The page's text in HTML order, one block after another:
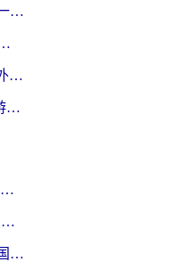
归雁加速器为什么用不了了？一位海外游子的真实困惑与技术解答
？别踩坑！教你选对加速器无缝刷国内资源
ChickCN和GoLink好用吗？海外党如何选对回国加速器
海外玩国内手游卡成PPT？迅游和奇游手游哪个好？一篇讲透回国加速器怎么选
在国外看世界杯法国VS摩洛哥地区限制？这篇指南让你流畅看中文解说无压力
在国外看世界杯英格兰 vs 克罗地亚当前地区不可播放？这篇指南帮你搞定所有海外观赛难题
在海外看央视频世界杯仅限中国大陆？这篇指南帮你解锁中文解说+无卡顿直播